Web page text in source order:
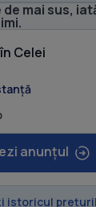
mai sus,
Celei
anunțul
istoricul